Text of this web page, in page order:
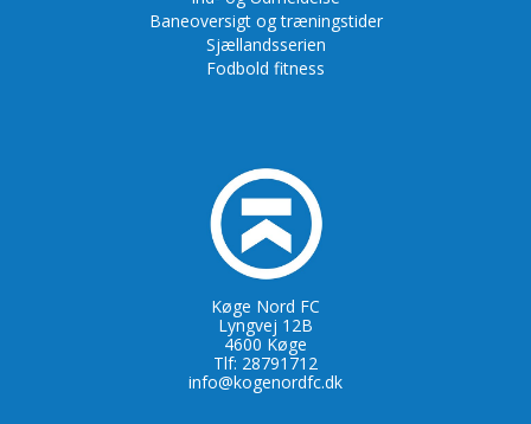
Baneoversigt og træningstider
Sjællandsserien
Fodbold fitness
Køge Nord FC
Lyngvej 12B
4600 Køge
Tlf: 28791712
info@kogenordfc.dk